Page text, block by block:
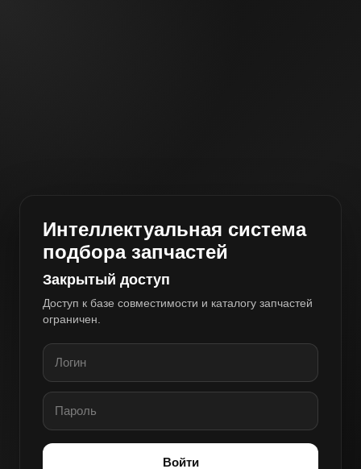
Интеллектуальная система
подбора запчастей
Закрытый доступ
Доступ к базе совместимости и каталогу запчастей
ограничен.
Войти